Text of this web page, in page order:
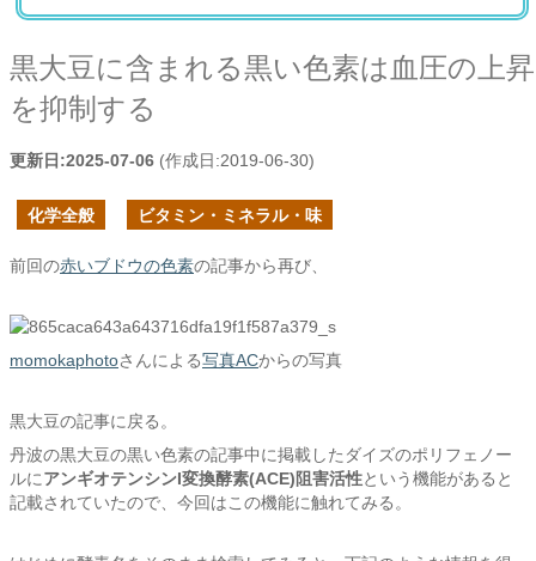
黒大豆に含まれる黒い色素は血圧の上昇
を抑制する
更新日:2025-07-06 (作成日:2019-06-30)
化学全般 ビタミン・ミネラル・味
前回の赤いブドウの色素の記事から再び、
momokaphotoさんによる写真ACからの写真
黒大豆の記事に戻る。
丹波の黒大豆の黒い色素の記事中に掲載したダイズのポリフェノー
ルにアンギオテンシンI変換酵素(ACE)阻害活性という機能があると
記載されていたので、今回はこの機能に触れてみる。